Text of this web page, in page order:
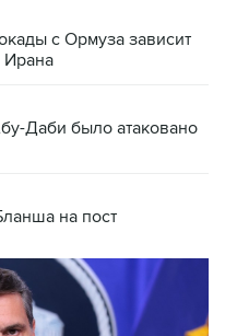
с Ормуза зависит
Ирана
Даби было атаковано
на пост